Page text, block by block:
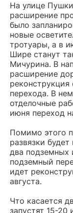
На улице
расширение
было
новые
тротуары, а в
Шире станут
Мичурина. В
расширение
перехода. В
отделочные
июня переход
Помимо этого
развязки
два подземных
подземный
идет
августа.
Что касается
запустят 15-20